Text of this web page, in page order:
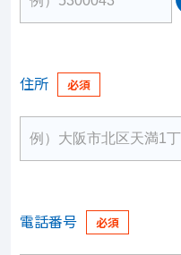
住所
電話番号